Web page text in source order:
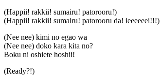
(Happii! rakkii! sumairu! patorooru!)
(Happii! rakkii! sumairu! patorooru da! ieeeeeei!!!)
(Nee nee) kimi no egao wa
(Nee nee) doko kara kita no?
Boku ni oshiete hoshii!
(Ready?!)